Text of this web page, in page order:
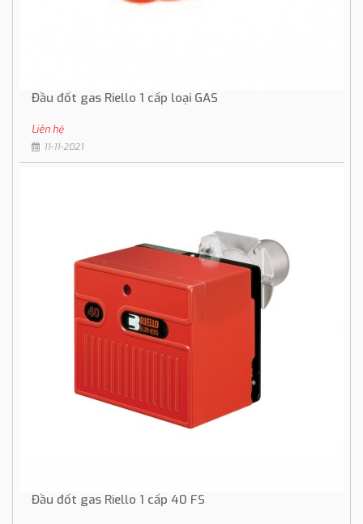
Đầu đốt gas Riello 1 cấp loại GAS
Liên hệ
11-11-2021
Đầu đốt gas Riello 1 cấp 40 FS